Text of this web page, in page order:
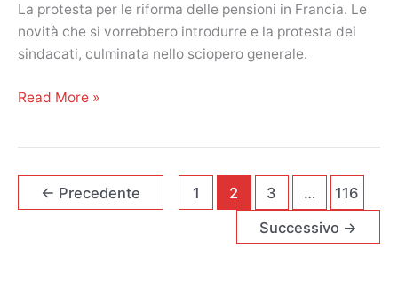
La protesta per le riforma delle pensioni in Francia. Le
novità che si vorrebbero introdurre e la protesta dei
sindacati, culminata nello sciopero generale.
La
Francia:
Read More »
← Precedente 1 2 3 …
116
Successivo →